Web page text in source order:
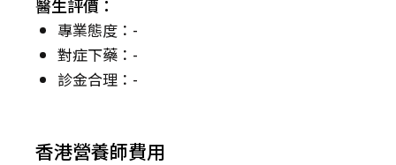
醫生評價：
專業態度：-
對症下藥：-
診金合理：-
香港營養師費用